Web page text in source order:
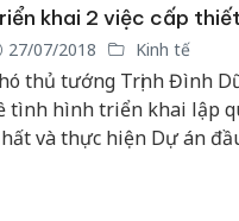
khai 2 việc cấp
27/07/2018 Kinh tế
thủ tướng Trịnh Đình
tình hình triển khai lập
và thực hiện Dự án